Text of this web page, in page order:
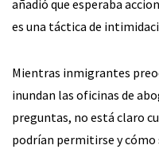
añadió que esperaba
es una táctica de
Mientras inmigrantes
inundan las oficinas de
preguntas, no está claro
podrían permitirse y